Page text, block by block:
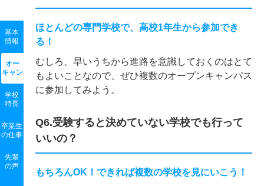
基本
情報
オー
キャン
学校
特長
卒業生
の仕事
先輩
の声
ほとんどの専門学校で、高校1年生から参加でき
る！
むしろ、早いうちから進路を意識しておくのはとて
もよいことなので、ぜひ複数のオープンキャンパス
に参加してみよう。
Q6.受験すると決めていない学校でも行って
いいの？
もちろんOK！できれば複数の学校を見にいこう！